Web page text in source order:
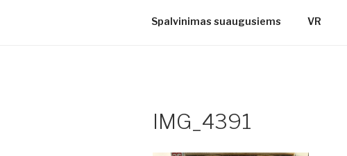
Spalvinimas suaugusiems VR
IMG_4391